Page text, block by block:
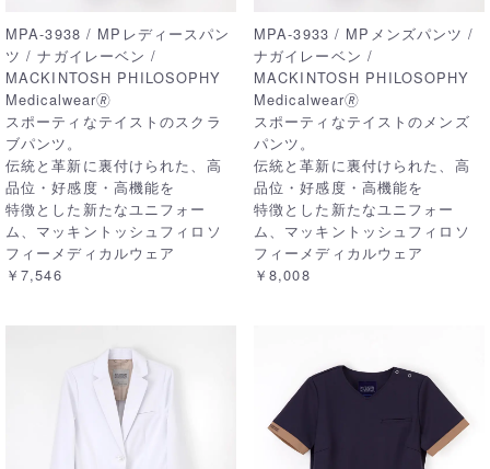
MPA-3938 / MPレディースパン
ツ / ナガイレーベン /
MACKINTOSH PHILOSOPHY
Medicalwear🄬
スポーティなテイストのスクラ
ブパンツ。
伝統と革新に裏付けられた、高
品位・好感度・高機能を
特徴とした新たなユニフォー
ム、マッキントッシュフィロソ
フィーメディカルウェア
￥7,546
MPA-3933 / MPメンズパンツ /
ナガイレーベン /
MACKINTOSH PHILOSOPHY
Medicalwear🄬
スポーティなテイストのメンズ
パンツ。
伝統と革新に裏付けられた、高
品位・好感度・高機能を
特徴とした新たなユニフォー
ム、マッキントッシュフィロソ
フィーメディカルウェア
￥8,008